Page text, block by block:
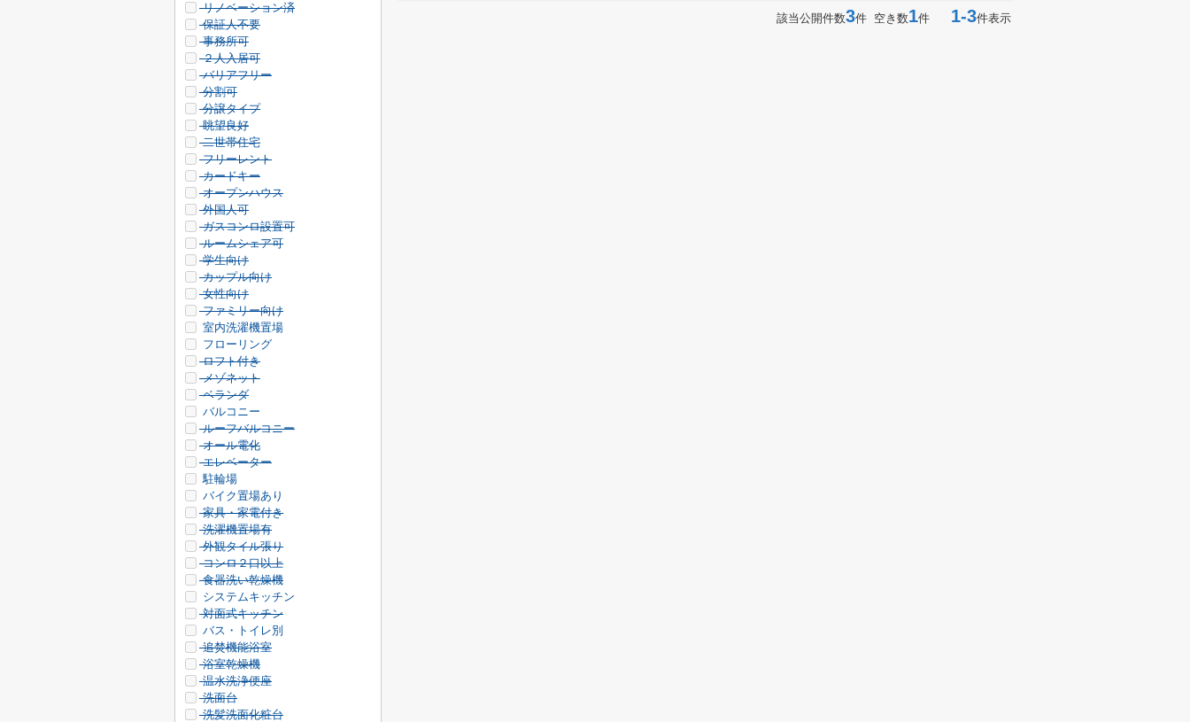
該当公開件数3件 空き数1件 1-3件表示
リノベーション済
保証人不要
事務所可
２人入居可
バリアフリー
分割可
分譲タイプ
眺望良好
二世帯住宅
フリーレント
カードキー
オープンハウス
外国人可
ガスコンロ設置可
ルームシェア可
学生向け
カップル向け
女性向け
ファミリー向け
室内洗濯機置場
フローリング
ロフト付き
メゾネット
ベランダ
バルコニー
ルーフバルコニー
オール電化
エレベーター
駐輪場
バイク置場あり
家具・家電付き
洗濯機置場有
外観タイル張り
コンロ２口以上
食器洗い乾燥機
システムキッチン
対面式キッチン
バス・トイレ別
追焚機能浴室
浴室乾燥機
温水洗浄便座
洗面台
洗髪洗面化粧台